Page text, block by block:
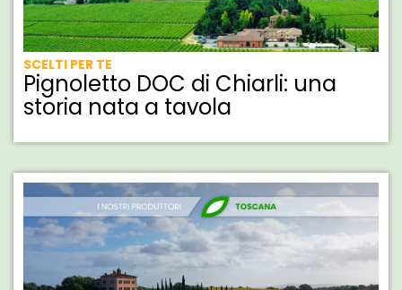
SCELTI PER TE
Pignoletto DOC di Chiarli: una
storia nata a tavola